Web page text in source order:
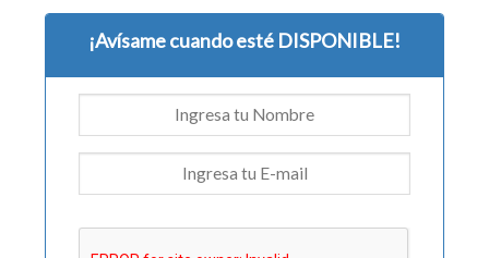
¡Avísame cuando esté DISPONIBLE!